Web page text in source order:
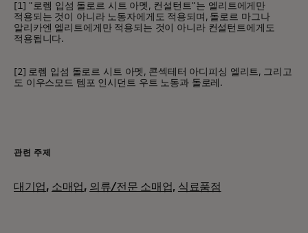
[1] "로렘 입섬 돌로르 시트 아멧, 컨설턴트"는 엘리트에게만
적용되는 것이 아니라 노동자에게도 적용되며, 돌로르 마그나
알리카엔 엘리트에게만 적용되는 것이 아니라 컨설턴트에게도
적용됩니다.
[2] 로렘 입섬 돌로르 시트 아멧, 콘섹테터 아디피싱 엘리트, 그리고
도 이우스모드 템포 인시던트 우트 노동과 돌로레.
관련 주제
대기업, 소매업, 의류/전문 소매업, 식료품점